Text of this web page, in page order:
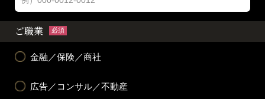
ご職業 必須
金融／保険／商社
広告／コンサル／不動産